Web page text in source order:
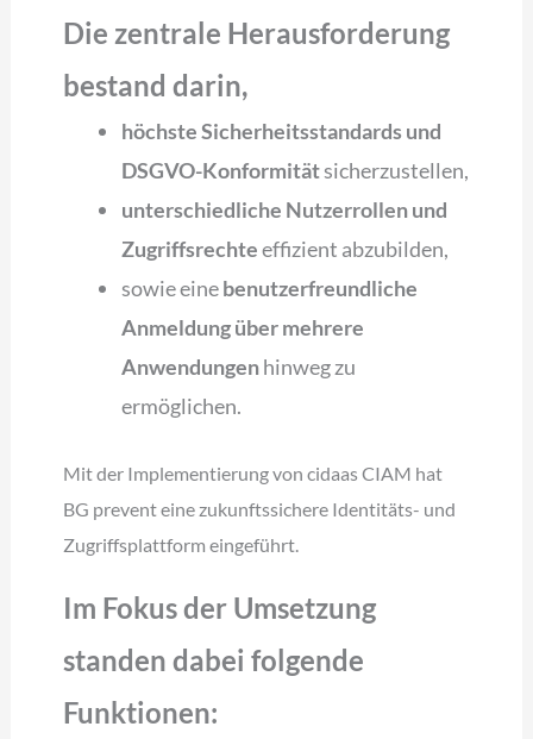
Die zentrale Herausforderung
bestand darin,
höchste Sicherheitsstandards und
DSGVO-Konformitätsicherzustellen,
unterschiedliche Nutzerrollen und
Zugriffsrechteeffizient abzubilden,
sowie einebenutzerfreundliche
Anmeldung über mehrere
Anwendungenhinweg zu
ermöglichen.
Mit der Implementierung von cidaas CIAM hat
BG prevent eine zukunftssichere Identitäts- und
Zugriffsplattform eingeführt.
Im Fokus der Umsetzung
standen dabei folgende
Funktionen: